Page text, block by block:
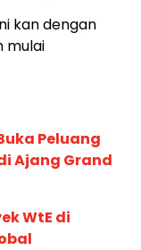
kan dengan
mulai
Peluang
Ajang Grand
WtE di